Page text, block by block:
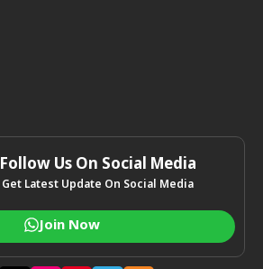
Follow Us On Social Media
Get Latest Update On Social Media
Join Now